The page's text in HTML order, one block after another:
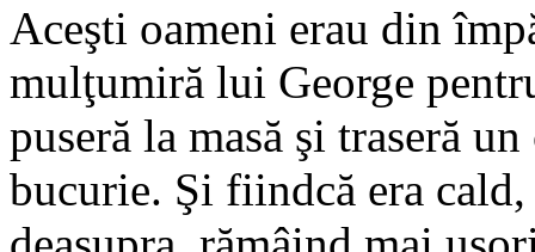
Aceşti oameni erau din
mulţumiră lui George
puseră la masă şi traseră
bucurie. Şi fiindcă era cald,